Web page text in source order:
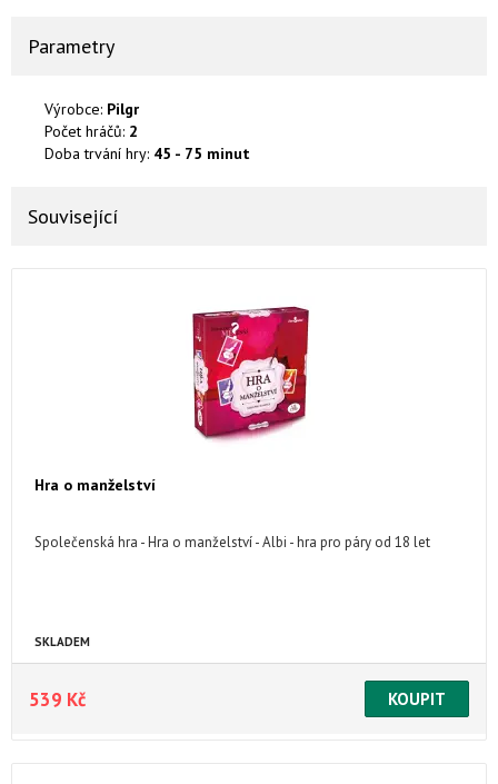
Parametry
Výrobce: Pilgr
Počet hráčů: 2
Doba trvání hry: 45 - 75 minut
Související
Hra o manželství
Společenská hra - Hra o manželství - Albi - hra pro páry od 18 let
SKLADEM
539 Kč